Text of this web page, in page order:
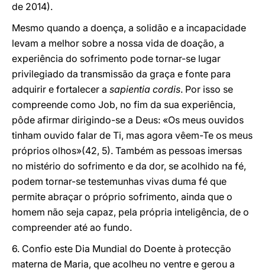
de 2014).
Mesmo quando a doença, a solidão e a incapacidade
levam a melhor sobre a nossa vida de doação, a
experiência do sofrimento pode tornar-se lugar
privilegiado da transmissão da graça e fonte para
adquirir e fortalecer a sapientia cordis. Por isso se
compreende como Job, no fim da sua experiência,
pôde afirmar dirigindo-se a Deus: «Os meus ouvidos
tinham ouvido falar de Ti, mas agora vêem-Te os meus
próprios olhos»(42, 5). Também as pessoas imersas
no mistério do sofrimento e da dor, se acolhido na fé,
podem tornar-se testemunhas vivas duma fé que
permite abraçar o próprio sofrimento, ainda que o
homem não seja capaz, pela própria inteligência, de o
compreender até ao fundo.
6. Confio este Dia Mundial do Doente à protecção
materna de Maria, que acolheu no ventre e gerou a